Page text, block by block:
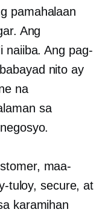
pamahalaan
Ang
naiiba. Ang pag-
nito ay
na
sa
maa-
tuloy, secure, at
karamihan